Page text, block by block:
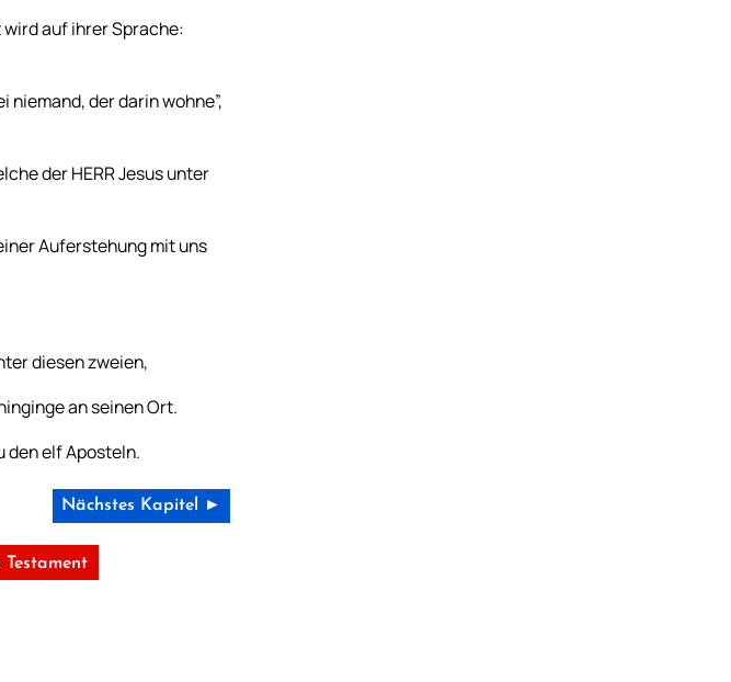
wird auf ihrer Sprache:
der darin wohne”,
der HERR Jesus unter
Auferstehung mit uns
diesen zweien,
an seinen Ort.
den elf Aposteln.
Nächstes Kapitel ►
Testament